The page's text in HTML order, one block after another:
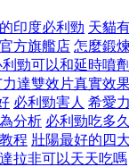
印度必利勁 天貓
方旗艦店 怎麼鍛
利勁可以和延時噴
力達雙效片真實效
必利勁害人 希愛
分析 必利勁吃多
程 壯陽最好的四
拉非可以天天吃嗎